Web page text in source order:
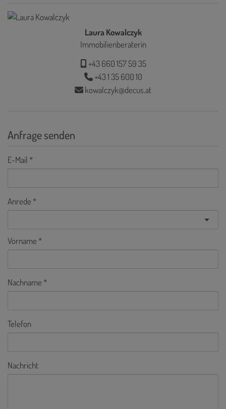
Laura Kowalczyk
Immobilienberaterin
+43 660 157 59 35
+43 1 35 600 10
kowalczyk@decus.at
Anfrage senden
E-Mail
Anrede
Vorname
Nachname
Telefon
Nachricht